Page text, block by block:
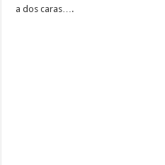
a dos caras….